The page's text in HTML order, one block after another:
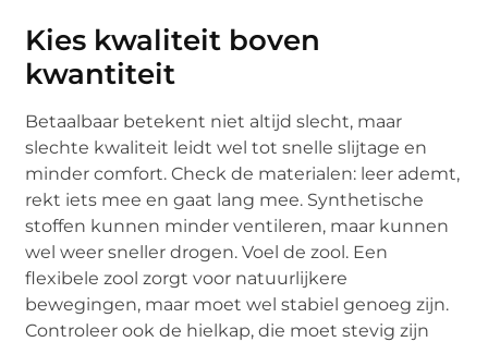
Kies kwaliteit boven
kwantiteit
Betaalbaar betekent niet altijd slecht, maar
slechte kwaliteit leidt wel tot snelle slijtage en
minder comfort. Check de materialen: leer ademt,
rekt iets mee en gaat lang mee. Synthetische
stoffen kunnen minder ventileren, maar kunnen
wel weer sneller drogen. Voel de zool. Een
flexibele zool zorgt voor natuurlijkere
bewegingen, maar moet wel stabiel genoeg zijn.
Controleer ook de hielkap, die moet stevig zijn